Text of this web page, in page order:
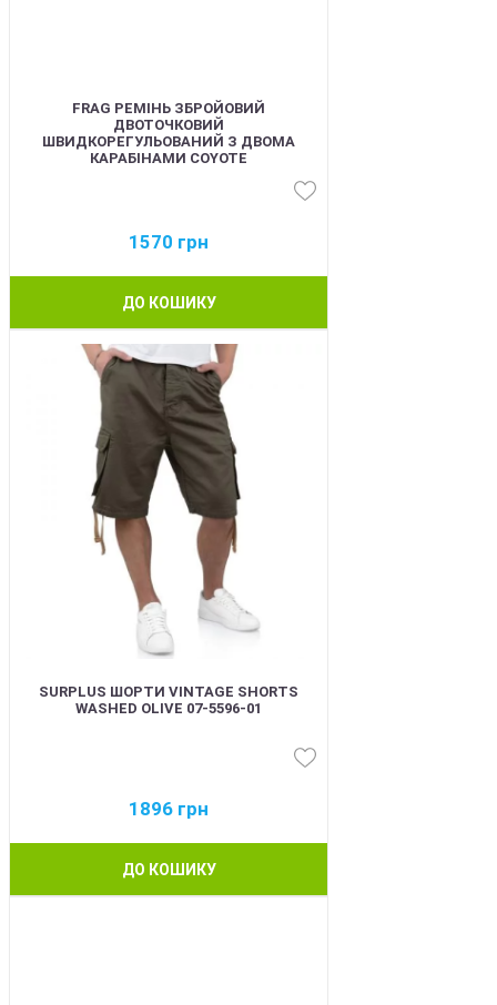
FRAG РЕМІНЬ ЗБРОЙОВИЙ
ДВОТОЧКОВИЙ
ШВИДКОРЕГУЛЬОВАНИЙ З ДВОМА
КАРАБІНАМИ COYOTE
1570 грн
ДО КОШИКУ
SURPLUS ШОРТИ VINTAGE SHORTS
WASHED OLIVE 07-5596-01
1896 грн
ДО КОШИКУ